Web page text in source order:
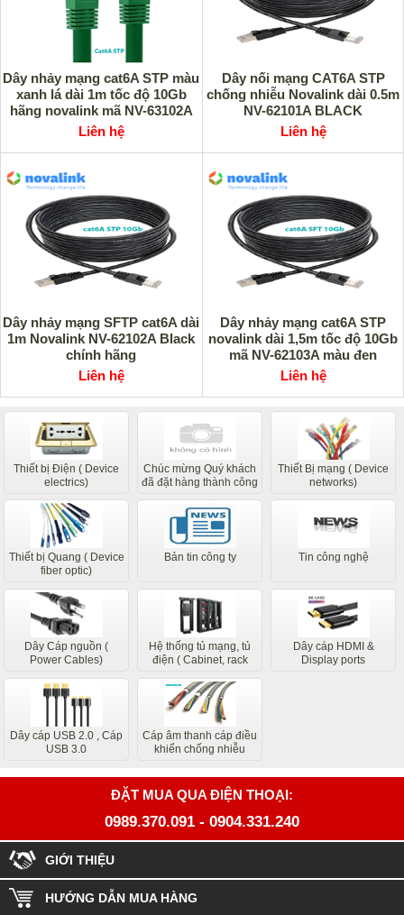
Dây nhảy mạng cat6A STP màu
xanh lá dài 1m tốc độ 10Gb
hãng novalink mã NV-63102A
Liên hệ
Dây nối mạng CAT6A STP
chống nhiễu Novalink dài 0.5m
NV-62101A BLACK
Liên hệ
Dây nhảy mạng SFTP cat6A dài
1m Novalink NV-62102A Black
chính hãng
Liên hệ
Dây nhảy mạng cat6A STP
novalink dài 1,5m tốc độ 10Gb
mã NV-62103A màu đen
Liên hệ
Thiết bị Điện ( Device
electrics)
Chúc mừng Quý khách
đã đặt hàng thành công
của chúng tôi sẽ liên hệ
sớm nhất
Thiết Bị mạng ( Device
networks)
Thiết bị Quang ( Device
fiber optic)
Bản tin công ty Tin công nghệ
Dây Cáp nguồn (
Power Cables)
Hệ thống tủ mạng, tủ
điện ( Cabinet, rack
Dây cáp HDMI &
Display ports
Dây cáp USB 2.0 , Cáp
USB 3.0
Cáp âm thanh cáp điều
khiển chống nhiễu
ĐẶT MUA QUA ĐIỆN THOẠI:
0989.370.091 - 0904.331.240
GIỚI THIỆU
HƯỚNG DẪN MUA HÀNG